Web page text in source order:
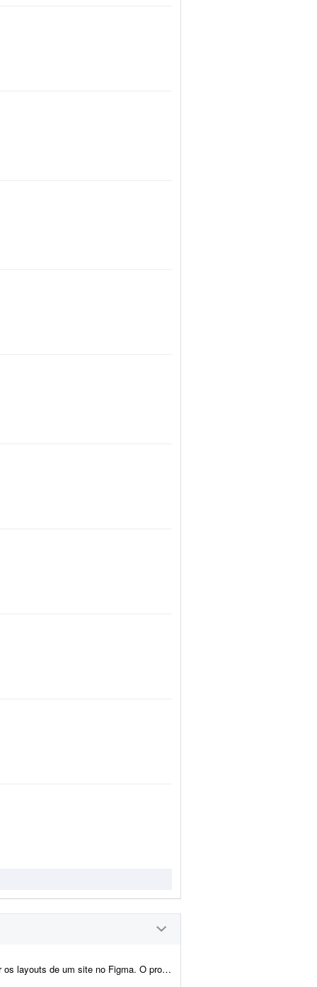
contempla a criação do layout da página inicial e de p...